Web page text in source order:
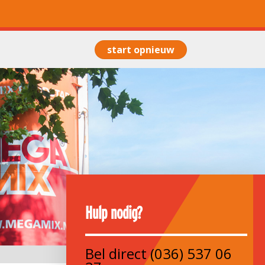
start opnieuw
Hulp nodig?
Bel direct(036) 537 06